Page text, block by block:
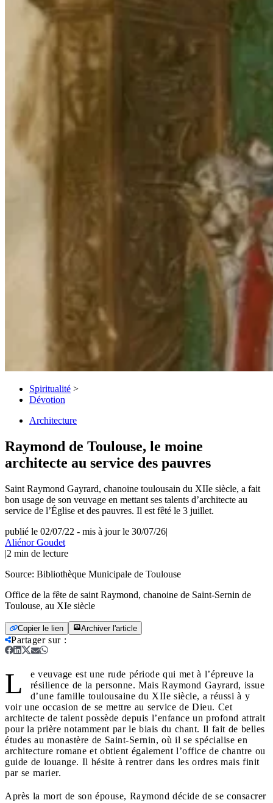
Spiritualité >
Dévotion
Architecture
Raymond de Toulouse, le moine
architecte au service des pauvres
Saint Raymond Gayrard, chanoine toulousain du XIIe siècle, a fait
bon usage de son veuvage en mettant ses talents d’architecte au
service de l’Église et des pauvres. Il est fêté le 3 juillet.
publié le 02/07/22 - mis à jour le 30/07/26|
Aliénor Goudet
|2 min de lecture
Source: Bibliothèque Municipale de Toulouse
Office de la fête de saint Raymond, chanoine de Saint-Sernin de
Toulouse, au XIe siècle
Copier le lien Archiver l'article
Partager sur:
L
e veuvage est une rude période qui met à l’épreuve la
résilience de la personne. Mais Raymond Gayrard, issue
d’une famille toulousaine du XIIe siècle, a réussi à y
voir une occasion de se mettre au service de Dieu. Cet
architecte de talent possède depuis l’enfance un profond attrait
pour la prière notamment par le biais du chant. Il fait de belles
études au monastère de Saint-Sernin, où il se spécialise en
architecture romane et obtient également l’office de chantre ou
guide de louange. Il hésite à rentrer dans les ordres mais finit
par se marier.
Après la mort de son épouse, Raymond décide de se consacrer